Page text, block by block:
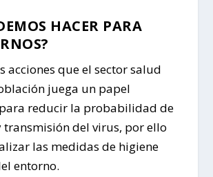
HACER PARA
acciones que el sector salud
juega un papel
reducir la probabilidad de
transmisión del virus, por ello
las medidas de higiene
entorno.